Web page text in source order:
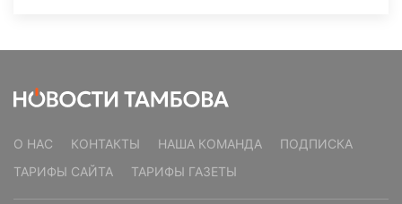
О НАС КОНТАКТЫ НАША КОМАНДА
ПОДПИСКА
ТАРИФЫ САЙТА
ТАРИФЫ ГАЗЕТЫ